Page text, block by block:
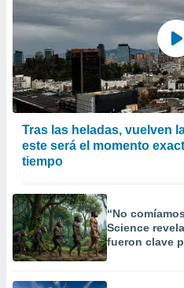
Tras las heladas, vuelven
este será el momento
tiempo
“No
Science
fueron clave